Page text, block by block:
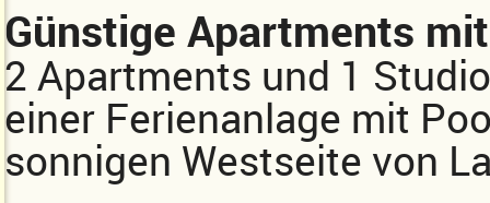
Günstige Apartments
2 Apartments und 1
einer Ferienanlage mit
sonnigen Westseite von